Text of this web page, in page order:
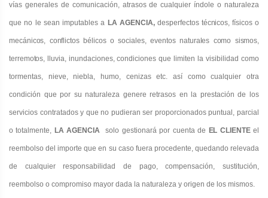
vías generales de comunicación, atrasos de cualquier índole o naturaleza
que no le sean imputables a LA AGENCIA,desperfectos técnicos, físicos o
mecánicos, conflictos bélicos o sociales, eventos naturales como sismos,
terremotos, lluvia, inundaciones, condiciones que limiten la visibilidad como
tormentas, nieve, niebla, humo, cenizas etc. así como cualquier otra
condición que por su naturaleza genere retrasos en la prestación de los
servicios contratados y que no pudieran ser proporcionados puntual, parcial
o totalmente, LA AGENCIAsolo gestionará por cuenta de EL CLIENTEel
reembolso del importe que en su caso fuera procedente, quedando relevada
de cualquier responsabilidad de pago, compensación, sustitución,
reembolso o compromiso mayor dada la naturaleza y origen de los mismos.